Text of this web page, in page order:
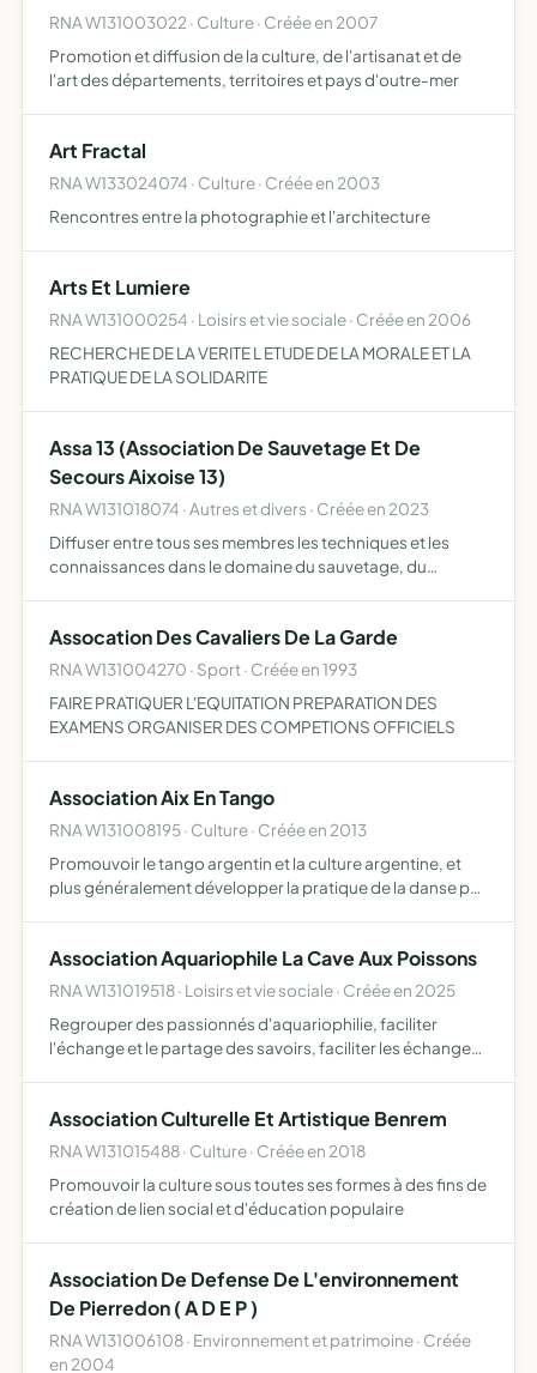
RNA W131003022 · Culture · Créée en 2007
Promotion et diffusion de la culture, de l'artisanat et de
l'art des départements, territoires et pays d'outre-mer
Art Fractal
RNA W133024074 · Culture · Créée en 2003
Rencontres entre la photographie et l'architecture
Arts Et Lumiere
RNA W131000254 · Loisirs et vie sociale · Créée en 2006
RECHERCHE DE LA VERITE L ETUDE DE LA MORALE ET LA
PRATIQUE DE LA SOLIDARITE
Assa 13 (Association De Sauvetage Et De
Secours Aixoise 13)
RNA W131018074 · Autres et divers · Créée en 2023
Diffuser entre tous ses membres les techniques et les
connaissances dans le domaine du sauvetage, du
d'assemblées …
Assocation Des Cavaliers De La Garde
RNA W131004270 · Sport · Créée en 1993
FAIRE PRATIQUER L'EQUITATION PREPARATION DES
EXAMENS ORGANISER DES COMPETIONS OFFICIELS
Association Aix En Tango
RNA W131008195 · Culture · Créée en 2013
Promouvoir le tango argentin et la culture argentine, et
plus généralement développer la pratique de la danse par
Association Aquariophile La Cave Aux Poissons
RNA W131019518 · Loisirs et vie sociale · Créée en 2025
Regrouper des passionnés d'aquariophilie, faciliter
l'échange et le partage des savoirs, faciliter les échanges
Association Culturelle Et Artistique Benrem
RNA W131015488 · Culture · Créée en 2018
Promouvoir la culture sous toutes ses formes à des fins de
création de lien social et d'éducation populaire
Association De Defense De L'environnement
De Pierredon ( A D E P )
RNA W131006108 · Environnement et patrimoine · Créée
en 2004